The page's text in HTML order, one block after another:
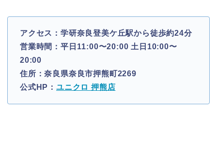
アクセス：学研奈良登美ケ丘駅から徒歩約24分
営業時間：平日11:00〜20:00 土日10:00〜
20:00
住所：奈良県奈良市押熊町2269
公式HP： ユニクロ 押熊店